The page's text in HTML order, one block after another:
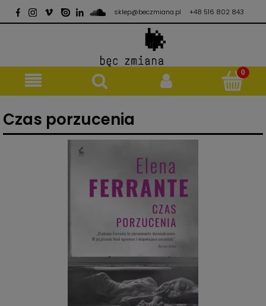
sklep@beczmiana.pl +48 516 802 843
Czas porzucenia